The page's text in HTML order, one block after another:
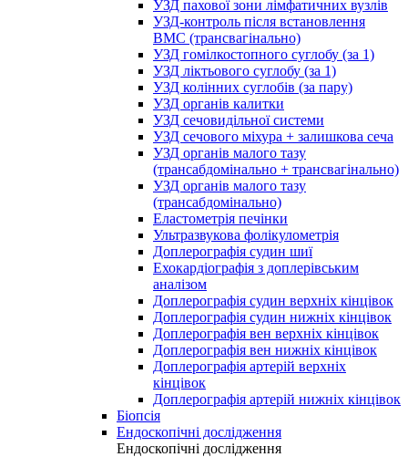
УЗД пахової зони лімфатичних вузлів
УЗД-контроль після встановлення
ВМС (трансвагінально)
УЗД гомілкостопного суглобу (за 1)
УЗД ліктьового суглобу (за 1)
УЗД колінних суглобів (за пару)
УЗД органів калитки
УЗД сечовидільної системи
УЗД сечового міхура + залишкова сеча
УЗД органів малого тазу
(трансабдомінально + трансвагінально)
УЗД органів малого тазу
(трансабдомінально)
Еластометрія печінки
Ультразвукова фолікулометрія
Доплерографія судин шиї
Ехокардіографія з доплерівським
аналізом
Доплерографія судин верхніх кінцівок
Доплерографія судин нижніх кінцівок
Доплерографія вен верхніх кінцівок
Доплерографія вен нижніх кінцівок
Доплерографія артерій верхніх
кінцівок
Доплерографія артерій нижніх кінцівок
Біопсія
Ендоскопічні дослідження
Ендоскопічні дослідження